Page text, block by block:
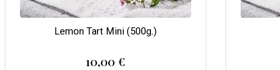
Lemon Tart Mini (500g.)
10,00 €